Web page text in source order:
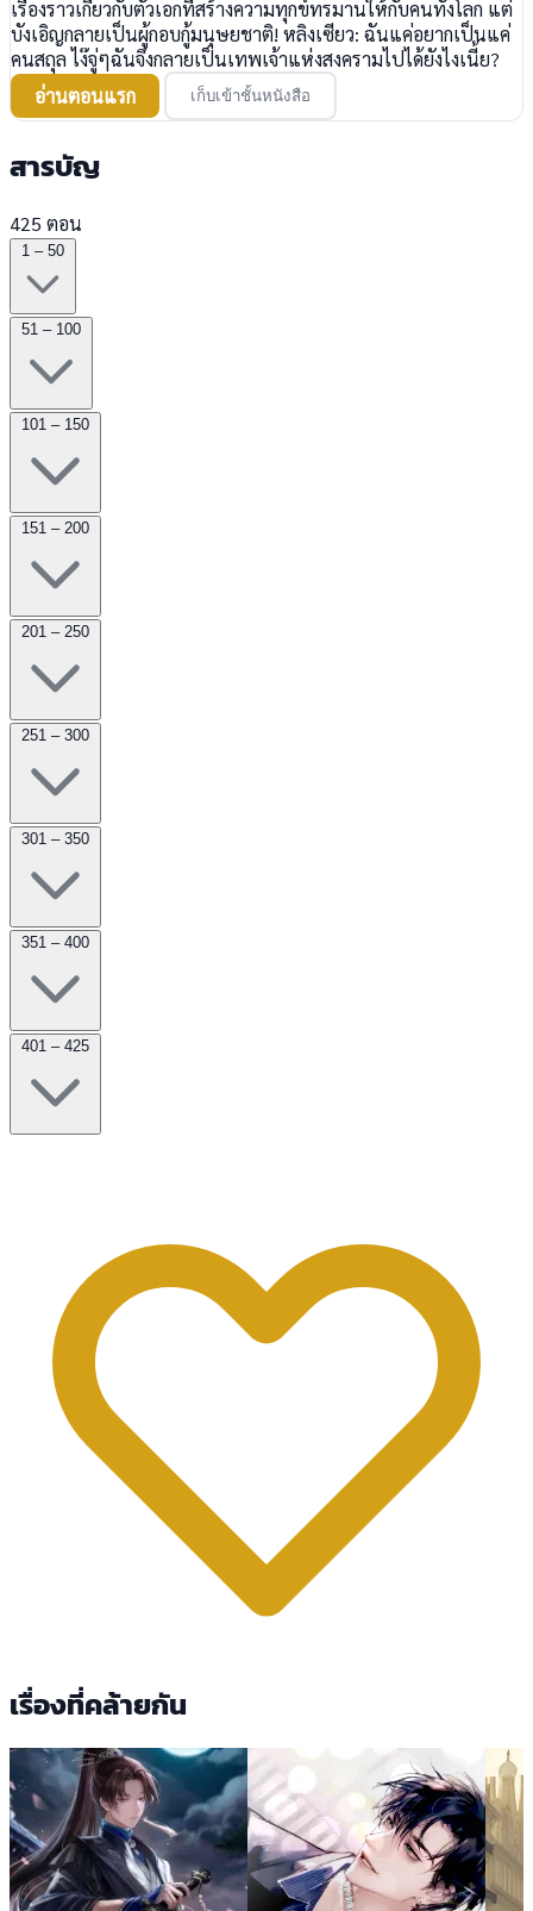
เรื่องราวเกี่ยวกับตัวเอกที่สร้างความทุกข์ทรมานให้กับคนทั้งโลก แต่
บังเอิญกลายเป็นผู้กอบกู้มนุษยชาติ! หลิงเซียว: ฉันแค่อยากเป็นแค่
คนสถุล ไง๊จู่ๆฉันจึงกลายเป็นเทพเจ้าแห่งสงครามไปได้ยังไงเนี้ย?
อ่านตอนแรก
เก็บเข้าชั้นหนังสือ
สารบัญ
425 ตอน
1 – 50
51 – 100
101 – 150
151 – 200
201 – 250
251 – 300
301 – 350
351 – 400
401 – 425
เรื่องที่คล้ายกัน